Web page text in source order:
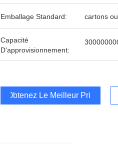
Emballage Standard: cartons
Capacité
D'approvisionnement:
Obtenez Le Meilleur Prix